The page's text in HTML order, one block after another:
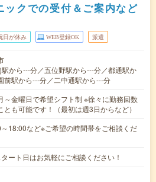
ックでの受付＆ご案内など
日が休み WEB登録OK 派遣
から---分／五位野駅から---分／都通駅か
前駅から---分／二中通駅から---分
～金曜日で希望シフト制 ※徐々に勤務回数
とも可能です！（最初は週3日からなど）
18:00など※ご希望の時間帯をご相談くだ
ート日はお気軽にご相談ください！